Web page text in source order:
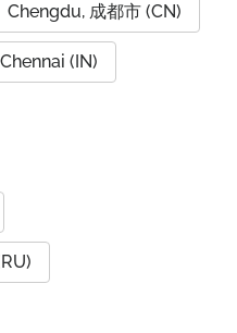
Chengdu, 成都市 (CN)
Chennai (IN)